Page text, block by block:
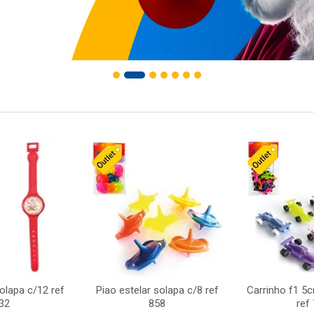
c/12 ref
Piao estelar solapa c/8 ref
858
Carrinho f1
ref